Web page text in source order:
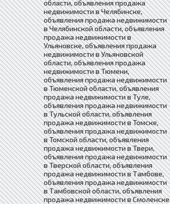
области, объявления продажа
недвижимости в Челябинске,
объявления продажа недвижимости
в Челябинской области, объявления
продажа недвижимости в
Ульяновске, объявления продажа
недвижимости в Ульяновской
области, объявления продажа
недвижимости в Тюмени,
объявления продажа недвижимости
в Тюменской области, объявления
продажа недвижимости в Туле,
объявления продажа недвижимости
в Тульской области, объявления
продажа недвижимости в Томске,
объявления продажа недвижимости
в Томской области, объявления
продажа недвижимости в Твери,
объявления продажа недвижимости
в Тверской области, объявления
продажа недвижимости в Тамбове,
объявления продажа недвижимости
в Тамбовской области, объявления
продажа недвижимости в Смоленске